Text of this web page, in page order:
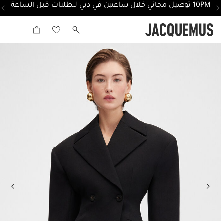
10PM توصيل مجاني خلال ساعتين في دبي للطلبات قبل الساعة